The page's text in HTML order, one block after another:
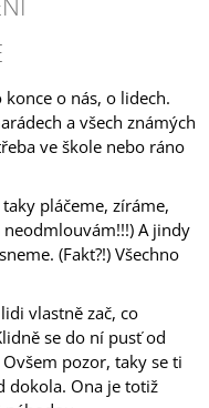
konce o nás, o lidech.
a všech známých
ve škole nebo ráno
pláčeme, zíráme,
A jindy
(Fakt?!) Všechno
vlastně zač, co
se do ní pusť od
pozor, taky se ti
dokola. Ona je totiž